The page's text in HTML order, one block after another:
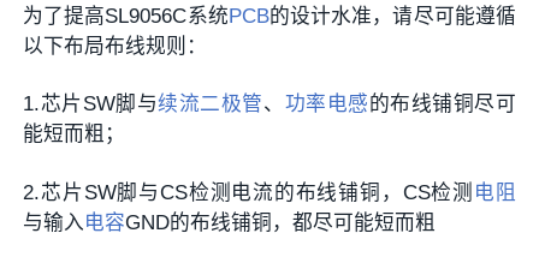
为了提高SL9056C系统PCB的设计水准，请尽可能遵循
以下布局布线规则：
1.芯片SW脚与续流二极管、 功率电感 的布线铺铜尽可
能短而粗；
2.芯片SW脚与CS检测电流的布线铺铜，CS检测 电阻
与输入电容GND的布线铺铜，都尽可能短而粗